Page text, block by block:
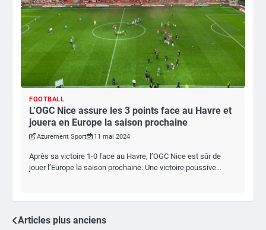
FOOTBALL
L’OGC Nice assure les 3 points face au Havre et
jouera en Europe la saison prochaine
Azurement Sport 11 mai 2024
Après sa victoire 1-0 face au Havre, l’OGC Nice est sûr de
jouer l’Europe la saison prochaine. Une victoire poussive…
Navigation
Articles plus anciens